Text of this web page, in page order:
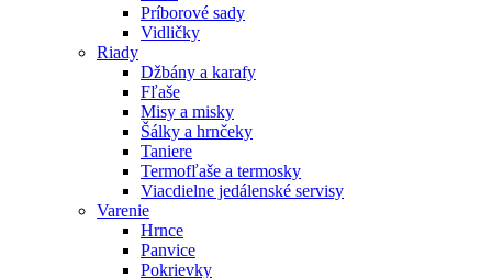
Príborové sady
Vidličky
Riady
Džbány a karafy
Fľaše
Misy a misky
Šálky a hrnčeky
Taniere
Termofľaše a termosky
Viacdielne jedálenské servisy
Varenie
Hrnce
Panvice
Pokrievky